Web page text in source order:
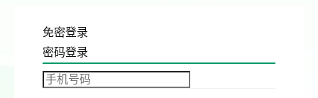
免密登录
密码登录